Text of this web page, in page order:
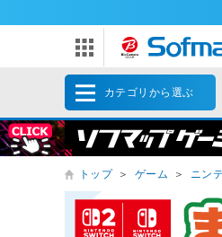
カテゴリから選ぶ
トップ ＞ ゲーム ＞ ニン